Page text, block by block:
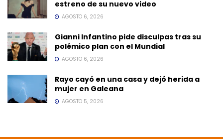
estreno de su nuevo video
AGOSTO 6, 2026
Gianni Infantino pide disculpas tras su
polémico plan con el Mundial
AGOSTO 6, 2026
Rayo cayó en una casa y dejó herida a
mujer en Galeana
AGOSTO 5, 2026